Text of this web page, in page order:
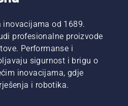
inovacijama od 1689.
profesionalne proizvode
Performanse i
sigurnost i brigu o
inovacijama, gdje
i robotika.